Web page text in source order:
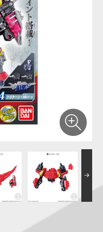
アンパンマン
サンリオキャラクタ
ーズ
ポケモンスケールワ
ールド
キャラデコ